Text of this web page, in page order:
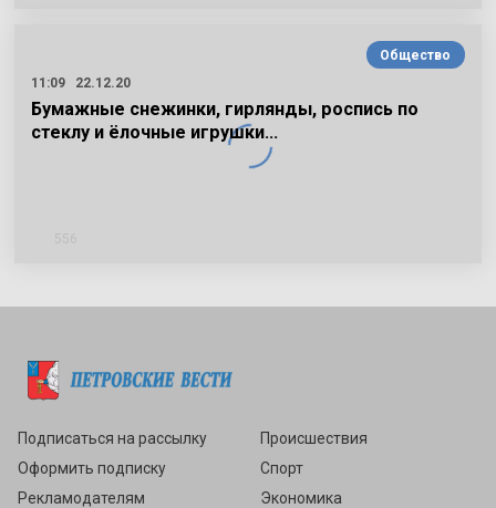
Общество
11:09
22.12.20
Бумажные снежинки, гирлянды, роспись по
стеклу и ёлочные игрушки…
Подписаться на рассылку
Оформить подписку
Рекламодателям
Происшествия
Спорт
Экономика
Подписаться